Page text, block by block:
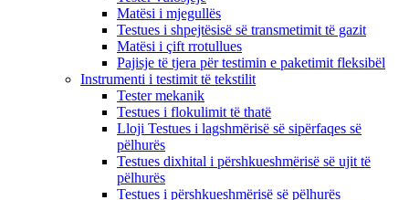
Matësi i mjegullës
Testues i shpejtësisë së transmetimit të gazit
Matësi i çift rrotullues
Pajisje të tjera për testimin e paketimit fleksibël
Instrumenti i testimit të tekstilit
Tester mekanik
Testues i flokulimit të thatë
Lloji Testues i lagshmërisë së sipërfaqes së
pëlhurës
Testues dixhital i përshkueshmërisë së ujit të
pëlhurës
Testues i përshkueshmërisë së pëlhurës